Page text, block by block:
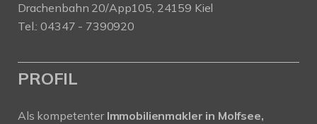
Drachenbahn 20/App105, 24159 Kiel
Tel.: 04347 - 7390920
PROFIL
Als kompetenter Immobilienmakler in Molfsee,